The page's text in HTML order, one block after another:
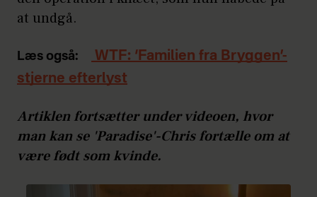
at undgå.
Læs også:
WTF: ‘Familien fra Bryggen’-
stjerne efterlyst
Artiklen fortsætter under videoen, hvor
man kan se 'Paradise'-Chris fortælle om at
være født som kvinde.